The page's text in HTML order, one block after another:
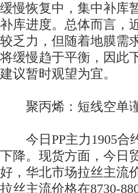
缓慢恢复中，集中补库
补库进度。总体而言，
较乏力，但随着地膜需
将缓慢趋于平衡，因此
建议暂时观望为宜。
聚丙烯：短线空单
今日PP主力1905合
下降。现货方面，今日
好，华北市场拉丝主流
拉丝主流价格在8730-